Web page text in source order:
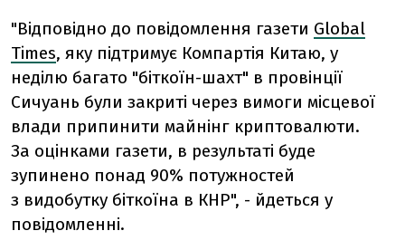
"Відповідно до повідомлення газети Global
Times, яку підтримує Компартія Китаю, у
неділю багато "біткоїн-шахт" в провінції
Сичуань були закриті через вимоги місцевої
влади припинити майнінг криптовалюти.
За оцінками газети, в результаті буде
зупинено понад 90% потужностей
з видобутку біткоїна в КНР", - йдеться у
повідомленні.